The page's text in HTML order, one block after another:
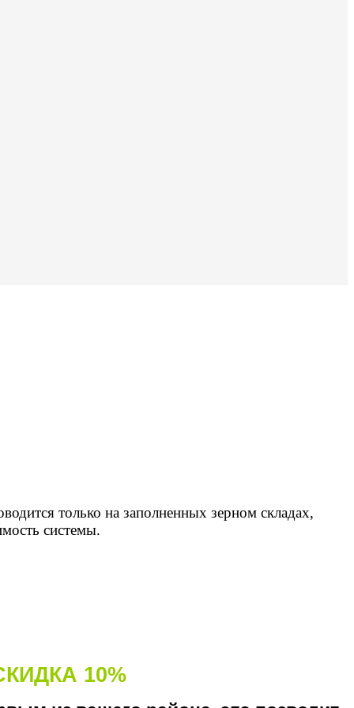
только на заполненных зерном складах,
системы.
10%